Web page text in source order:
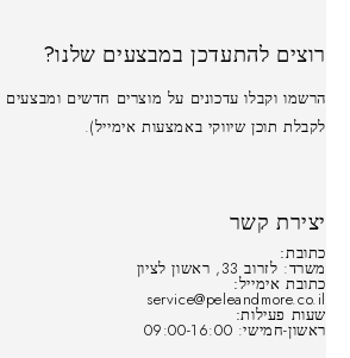
יצירת קשר
כתובת:
משרד: לזרוב 33, ראשון לציון
כתובת אימייל:
service@peleandmore.co.il
שעות פעילות:
ראשון-חמישי: 09:00-16:00
רוצים להתעדכן במבצעים שלנו?
הרשמו וקבלו עדכונים על מוצרים חדשים ומבצעים
לקבלת תוכן שיווקי באמצעות אימייל).